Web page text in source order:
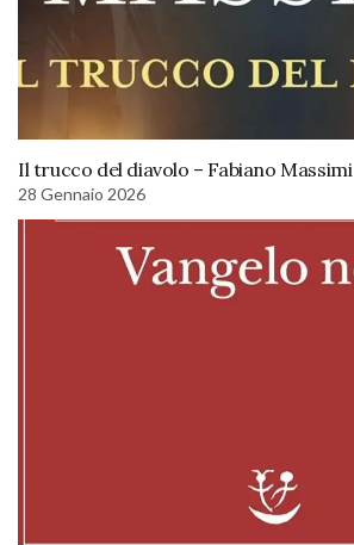
Il trucco del diavolo – Fabiano Massimi
28 Gennaio 2026